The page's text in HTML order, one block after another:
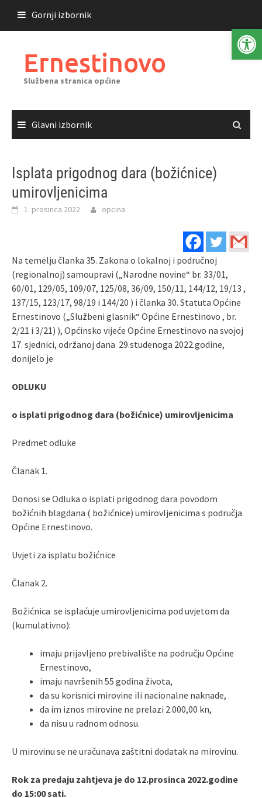
sadržaja
Gornji izbornik
Ernestinovo
Službena stranica općine
Glavni izbornik
Isplata prigodnog dara (božićnice)
umirovljenicima
1. prosinca 2022. opcina
Na temelju članka 35. Zakona o lokalnoj i područnoj
(regionalnoj) samoupravi („Narodne novine“ br. 33/01,
60/01, 129/05, 109/07, 125/08, 36/09, 150/11, 144/12, 19/13 ,
137/15, 123/17, 98/19 i 144/20 ) i članka 30. Statuta Općine
Ernestinovo („Službeni glasnik“ Općine Ernestinovo , br.
2/21 i 3/21) ), Općinsko vijeće Općine Ernestinovo na svojoj
17. sjednici, održanoj dana 29.studenoga 2022.godine,
donijelo je
ODLUKU
o isplati prigodnog dara (božićnice) umirovljenicima
Predmet odluke
Članak 1.
Donosi se Odluka o isplati prigodnog dara povodom
božićnih blagdana ( božićnice) umirovljenicima s područja
Općine Ernestinovo.
Uvjeti za isplatu božićnice
Članak 2.
Božićnica se isplaćuje umirovljenicima pod uvjetom da
(kumulativno):
imaju prijavljeno prebivalište na području Općine
Ernestinovo,
imaju navršenih 55 godina života,
da su korisnici mirovine ili nacionalne naknade,
da im iznos mirovine ne prelazi 2.000,00 kn,
da nisu u radnom odnosu.
U mirovinu se ne uračunava zaštitni dodatak na mirovinu.
Rok za predaju zahtjeva je do 12.prosinca 2022.godine
do 15:00 sati.